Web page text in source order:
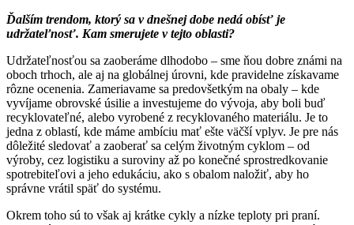
Ďalším trendom, ktorý sa v dnešnej dobe nedá obísť je
udržateľnosť. Kam smerujete v tejto oblasti?
Udržateľnosťou sa zaoberáme dlhodobo – sme ňou dobre známi na
oboch trhoch, ale aj na globálnej úrovni, kde pravidelne získavame
rôzne ocenenia. Zameriavame sa predovšetkým na obaly – kde
vyvíjame obrovské úsilie a investujeme do vývoja, aby boli buď
recyklovateľné, alebo vyrobené z recyklovaného materiálu. Je to
jedna z oblastí, kde máme ambíciu mať ešte väčší vplyv. Je pre nás
dôležité sledovať a zaoberať sa celým životným cyklom – od
výroby, cez logistiku a suroviny až po konečné sprostredkovanie
spotrebiteľovi a jeho edukáciu, ako s obalom naložiť, aby ho
správne vrátil späť do systému.
Okrem toho sú to však aj krátke cykly a nízke teploty pri praní.